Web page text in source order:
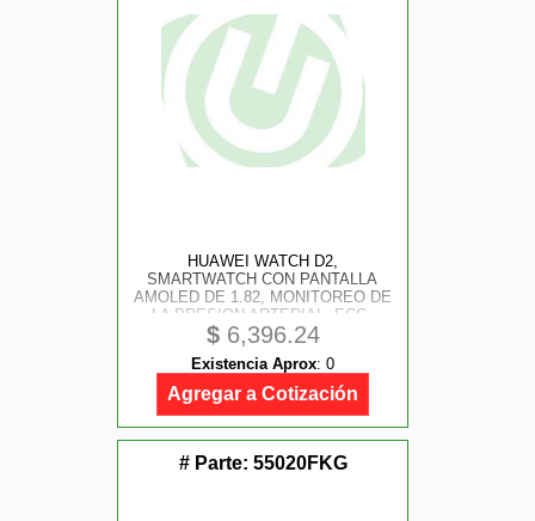
HUAWEI WATCH D2,
SMARTWATCH CON PANTALLA
AMOLED DE 1.82, MONITOREO DE
LA PRESION ARTERIAL, ECG,
EXHAUSTIVA DEL SUENO, SPO2,
ASISTENCIA SANITARIA
FAMILIAR, LLAMADAS, GPS, IOS
Y ANDROID, COLOR DORADO
$6,396.24
Existencia Aprox: 0
Agregar a Cotización
# Parte: 55020FKG